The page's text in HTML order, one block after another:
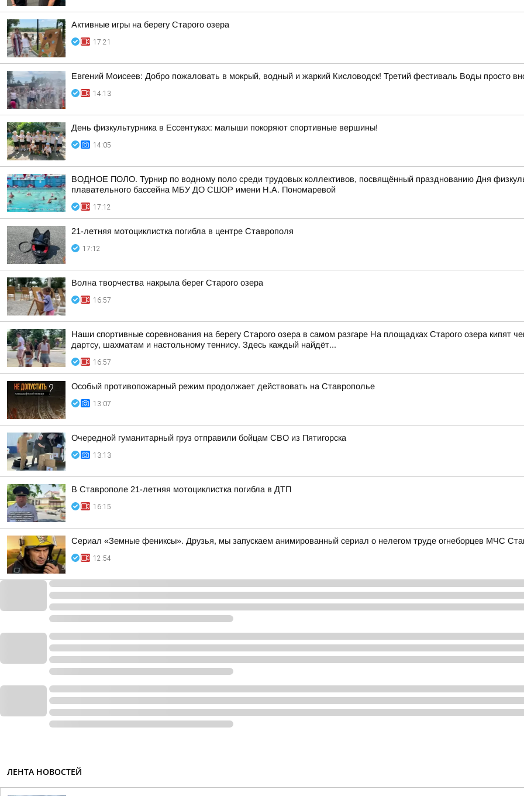
Активные игры на берегу Старого озера
17:21
Евгений Моисеев: Добро пожаловать в мокрый, водный и жаркий Кисловодск! Третий фестиваль Воды просто
14:13
День физкультурника в Ессентуках: малыши покоряют спортивные вершины!
14:05
ВОДНОЕ ПОЛО. Турнир по водному поло среди трудовых коллективов, посвящённый празднованию Дня
плавательного бассейна МБУ ДО СШОР имени Н.А. Пономаревой
17:12
21-летняя мотоциклистка погибла в центре Ставрополя
17:12
Волна творчества накрыла берег Старого озера
16:57
Наши спортивные соревнования на берегу Старого озера в самом разгаре На площадках Старого озера кипят
дартсу, шахматам и настольному теннису. Здесь каждый найдёт...
16:57
Особый противопожарный режим продолжает действовать на Ставрополье
13:07
Очередной гуманитарный груз отправили бойцам СВО из Пятигорска
13:13
В Ставрополе 21-летняя мотоциклистка погибла в ДТП
16:15
Сериал «Земные фениксы». Друзья, мы запускаем анимированный сериал о нелегом труде огнеборцев МЧС
12:54
ЛЕНТА НОВОСТЕЙ